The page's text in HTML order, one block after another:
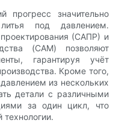
прогресс значительно
под давлением.
(САПР) и
(CAM) позволяют
гарантируя учёт
Кроме того,
из нескольких
детали с различными
за один цикл, что
технологии.